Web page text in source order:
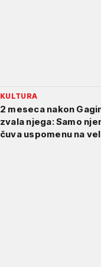
KULTURA
2 meseca nakon
zvala njega: Samo
čuva uspomenu na